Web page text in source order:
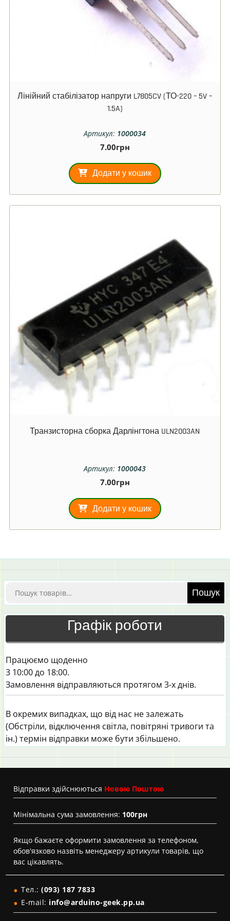
Лінійний стабілізатор напруги L7805CV (ТО-220 – 5V –
1.5A)
Артикул: 1000034
7.00грн
Додати у кошик
Транзисторна сборка Дарлінгтона ULN2003AN
Артикул: 1000043
7.00грн
Додати у кошик
Шукати: Пошук
Графік роботи
Працюємо щоденно
3 10:00 до 18:00.
Замовлення відправляються протягом 3-х днів.
В окремих випадках, що від нас не залежать
(Обстріли, відключення світла, повітряні тривоги та
ін.) термін відправки може бути збільшено.
Вiдправки здійснюються Новою Поштою
Мінімальна сума замовлення: 100грн
Якщо бажаєте оформити замовлення за телефоном,
обов'язково назвіть менеджеру артикули товарів, що
вас цікавлять.
Тел.: (093) 187 7833
E-mail: info@arduino-geek.pp.ua